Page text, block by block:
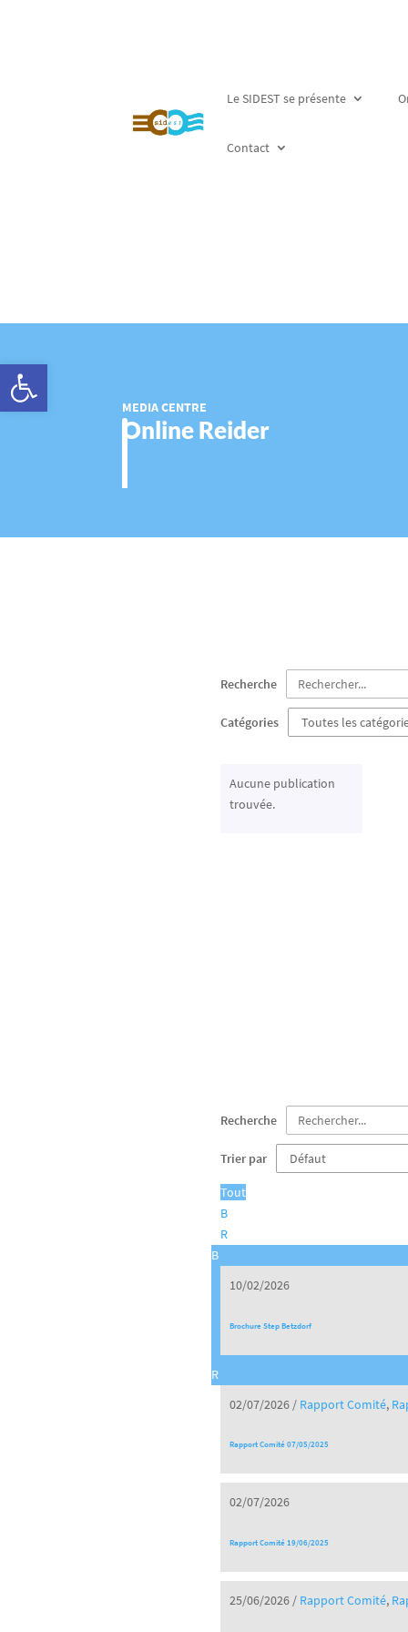
Le SIDEST se présente
Contact
MEDIA CENTRE
Online Reider
Recherche
Catégories
Aucune publication
trouvée.
Recherche
Trier par
Tout
B
R
B
10/02/2026
Brochure Step Betzdorf
R
02/07/2026/ Rapport Comité,
Rapport Comité 07/05/2025
02/07/2026
Rapport Comité 19/06/2025
25/06/2026/ Rapport Comité,
Ouvrir la barre d’outils